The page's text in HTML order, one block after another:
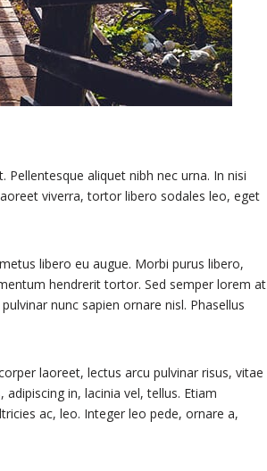
aliquet nibh nec urna. In nisi
viverra, tortor libero sodales leo, eget
libero eu augue. Morbi purus libero,
hendrerit tortor. Sed semper lorem at
nunc sapien ornare nisl. Phasellus
laoreet, lectus arcu pulvinar risus, vitae
in, lacinia vel, tellus. Etiam
ac, leo. Integer leo pede, ornare a,